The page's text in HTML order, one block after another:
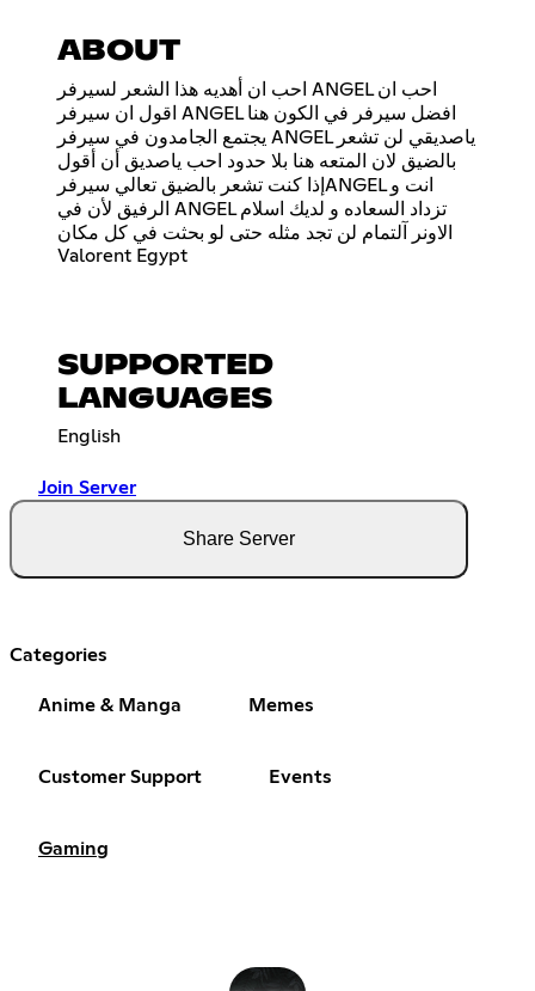
ABOUT
احب ان أهديه هذا الشعر لسيرفر ANGEL احب ان
اقول ان سيرفر ANGEL افضل سيرفر في الكون هنا
يجتمع الجامدون في سيرفر ANGEL ياصديقي لن تشعر
بالضيق لان المتعه هنا بلا حدود احب ياصديق أن أقول
إذا كنت تشعر بالضيق تعالي سيرفرANGEL انت و
الرفيق لأن في ANGEL تزداد السعاده و لديك اسلام
الاونر آلتمام لن تجد مثله حتى لو بحثت في كل مكان
Valorent Egypt
SUPPORTED
LANGUAGES
English
Join Server
Share Server
Categories
Anime & Manga Memes
Customer Support Events
Gaming